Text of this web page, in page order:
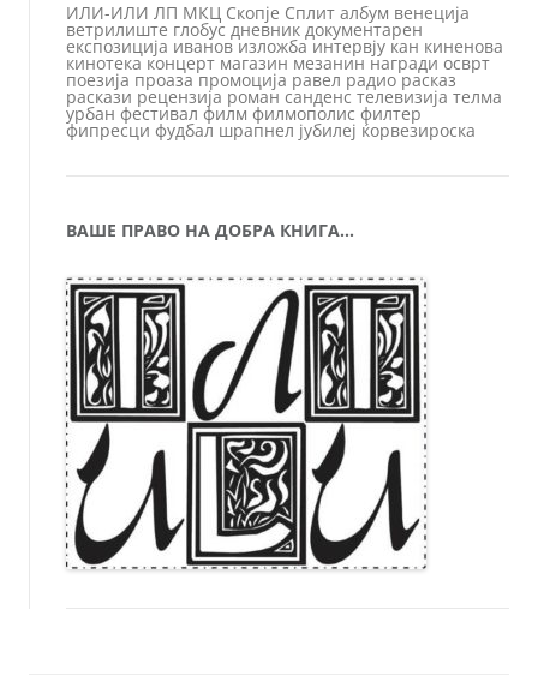
ИЛИ-ИЛИ ЛП МКЦ Скопје Сплит албум венеција
ветрилиште глобус дневник документарен
експозиција иванов изложба интервју кан киненова
кинотека концерт магазин мезанин награди осврт
поезија проаза промоција равел радио расказ
раскази рецензија роман санденс телевизија телма
урбан фестивал филм филмополис филтер
фипресци фудбал шрапнел јубилеј ќорвезироска
ВАШЕ ПРАВО НА ДОБРА КНИГА…